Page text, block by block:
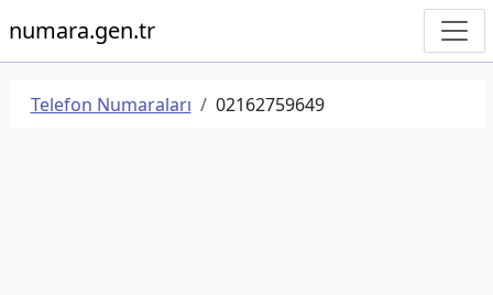
numara.gen.tr
Telefon Numaraları 02162759649